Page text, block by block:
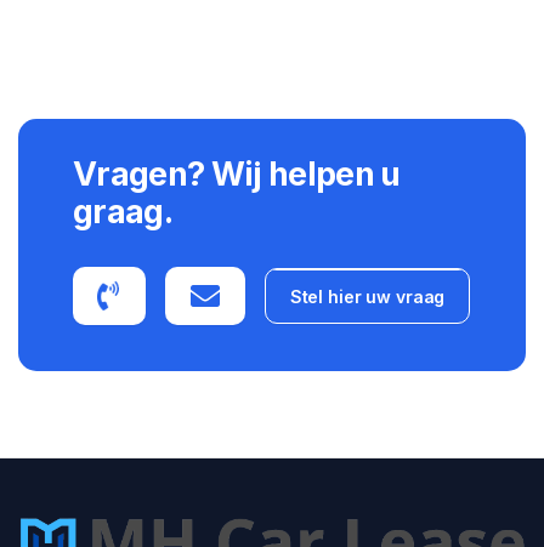
Vragen? Wij helpen u
graag.
Stel hier uw vraag